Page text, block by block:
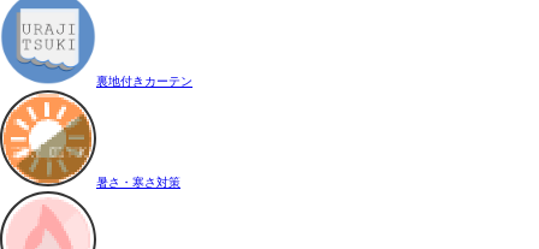
裏地付きカーテン
暑さ・寒さ対策